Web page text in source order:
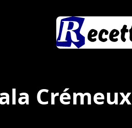
Crémeux